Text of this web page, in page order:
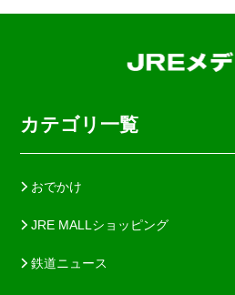
カテゴリ一覧
おでかけ
JRE MALLショッピング
鉄道ニュース